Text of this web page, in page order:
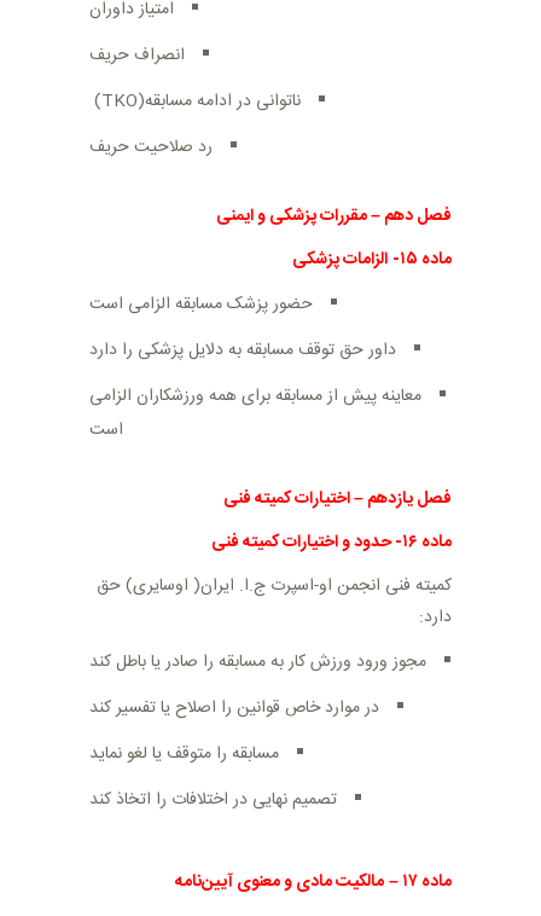
امتیاز داوران
انصراف حریف
ناتوانی در ادامه مسابقه(TKO)
رد صلاحیت حریف
فصل دهم–مقررات پزشکی و ایمنی
ماده ۱۵- الزامات پزشکی
حضور پزشک مسابقه الزامی است
داور حق توقف مسابقه به دلایل پزشکی را دارد
معاینه پیش از مسابقه برای همه ورزشکاران الزامی
است
فصل یازدهم–اختیارات کمیته فنی
ماده ۱۶- حدود و اختیارات کمیته فنی
کمیته فنی انجمن او-اسپرت ج.ا. ایران( اوسایری) حق
دارد:
مجوز ورود ورزش کار به مسابقه را صادر یا باطل کند
در موارد خاص قوانین را اصلاح یا تفسیر کند
مسابقه را متوقف یا لغو نماید
تصمیم نهایی در اختلافات را اتخاذ کند
ماده۱۷–مالکیت مادی و معنوی آیین‌نامه